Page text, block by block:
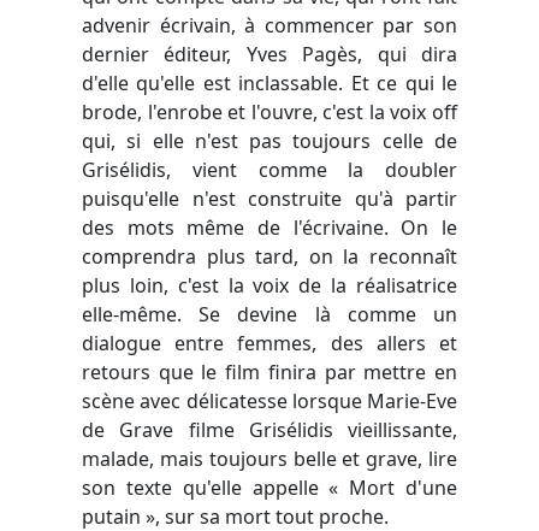
advenir écrivain, à commencer par son
dernier éditeur, Yves Pagès, qui dira
d'elle qu'elle est inclassable. Et ce qui le
brode, l'enrobe et l'ouvre, c'est la voix off
qui, si elle n'est pas toujours celle de
Grisélidis, vient comme la doubler
puisqu'elle n'est construite qu'à partir
des mots même de l'écrivaine. On le
comprendra plus tard, on la reconnaît
plus loin, c'est la voix de la réalisatrice
elle-même. Se devine là comme un
dialogue entre femmes, des allers et
retours que le film finira par mettre en
scène avec délicatesse lorsque Marie-Eve
de Grave filme Grisélidis vieillissante,
malade, mais toujours belle et grave, lire
son texte qu'elle appelle « Mort d'une
putain », sur sa mort tout proche.